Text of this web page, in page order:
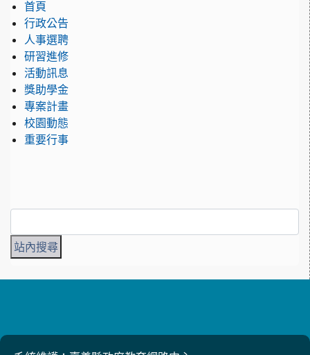
首頁
行政公告
人事選聘
研習進修
活動訊息
獎助學金
專案計畫
校園動態
重要行事